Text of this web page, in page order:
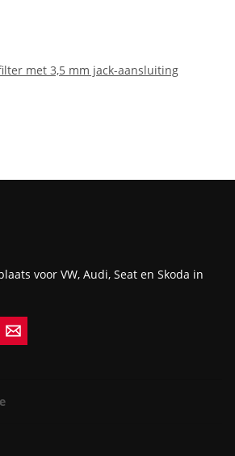
met 3,5 mm jack-aansluiting
voor VW, Audi, Seat en Skoda in